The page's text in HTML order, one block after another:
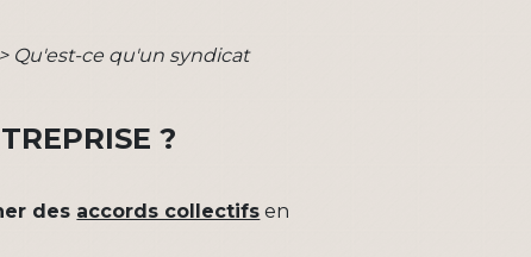
> Qu'est-ce qu'un syndicat
?
des accords collectifs en